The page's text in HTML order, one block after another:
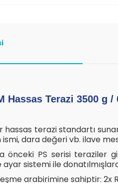
Hassas Terazi 3500 g
hassas terazi standartı
dara değeri vb. ilave
önceki PS serisi teraziler
sistemi ile
arabirimine sahiptir: 2x